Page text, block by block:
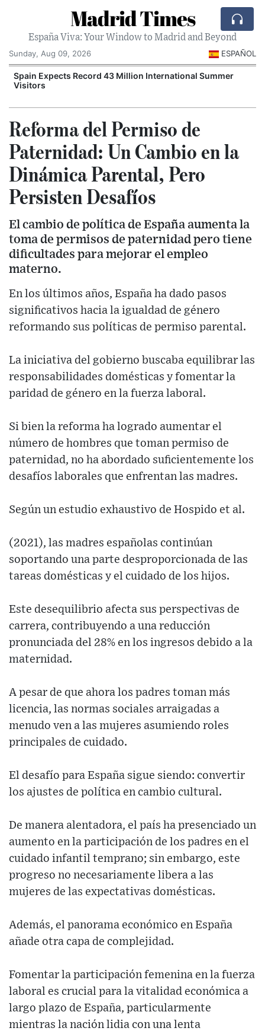
Madrid Times
España Viva: Your Window to Madrid and Beyond
Sunday, Aug 09, 2026
ESPAÑOL
Spain Expects Record 43 Million International Summer
Visitors
Reforma del Permiso de
Paternidad: Un Cambio en la
Dinámica Parental, Pero
Persisten Desafíos
El cambio de política de España aumenta la
toma de permisos de paternidad pero tiene
dificultades para mejorar el empleo
materno.
En los últimos años, España ha dado pasos
significativos hacia la igualdad de género
reformando sus políticas de permiso parental.
La iniciativa del gobierno buscaba equilibrar las
responsabilidades domésticas y fomentar la
paridad de género en la fuerza laboral.
Si bien la reforma ha logrado aumentar el
número de hombres que toman permiso de
paternidad, no ha abordado suficientemente los
desafíos laborales que enfrentan las madres.
Según un estudio exhaustivo de Hospido et al.
(2021), las madres españolas continúan
soportando una parte desproporcionada de las
tareas domésticas y el cuidado de los hijos.
Este desequilibrio afecta sus perspectivas de
carrera, contribuyendo a una reducción
pronunciada del 28% en los ingresos debido a la
maternidad.
A pesar de que ahora los padres toman más
licencia, las normas sociales arraigadas a
menudo ven a las mujeres asumiendo roles
principales de cuidado.
El desafío para España sigue siendo: convertir
los ajustes de política en cambio cultural.
De manera alentadora, el país ha presenciado un
aumento en la participación de los padres en el
cuidado infantil temprano; sin embargo, este
progreso no necesariamente libera a las
mujeres de las expectativas domésticas.
Además, el panorama económico en España
añade otra capa de complejidad.
Fomentar la participación femenina en la fuerza
laboral es crucial para la vitalidad económica a
largo plazo de España, particularmente
mientras la nación lidia con una lenta